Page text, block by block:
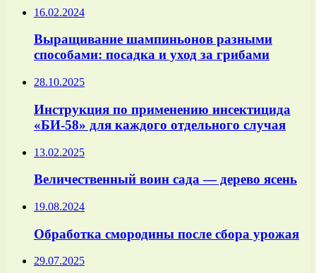
16.02.2024
Выращивание шампиньонов разными
способами: посадка и уход за грибами
28.10.2025
Инструкция по применению инсектицида
«БИ-58» для каждого отдельного случая
13.02.2025
Величественный воин сада — дерево ясень
19.08.2024
Обработка смородины после сбора урожая
29.07.2025